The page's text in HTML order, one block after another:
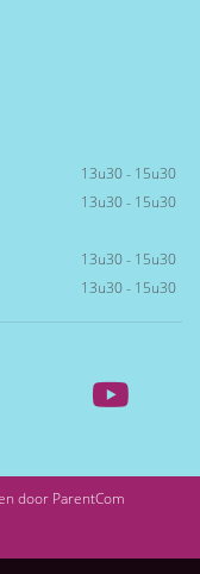
13u30 - 15u30
13u30 - 15u30
13u30 - 15u30
13u30 - 15u30
door ParentCom